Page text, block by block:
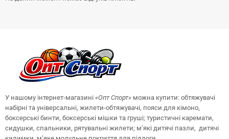
У нашому інтернет-магазині «ОптСпорт» можна купити: обтяжувачі
набірні та універсальні, жилети-обтяжувачі, пояси для кімоно,
боксерські бинти, боксерські мішки та груші; туристичні каремати,
сидушки, спальники, рятувальні жилети; м’які дитячі пазли, дитячі